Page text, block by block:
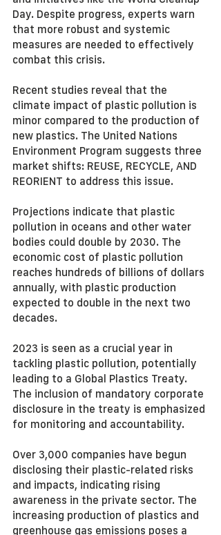
Day. Despite progress, experts warn
that more robust and systemic
measures are needed to effectively
combat this crisis.
Recent studies reveal that the
climate impact of plastic pollution is
minor compared to the production of
new plastics. The United Nations
Environment Program suggests three
market shifts: REUSE, RECYCLE, AND
REORIENT to address this issue.
Projections indicate that plastic
pollution in oceans and other water
bodies could double by 2030. The
economic cost of plastic pollution
reaches hundreds of billions of dollars
annually, with plastic production
expected to double in the next two
decades.
2023 is seen as a crucial year in
tackling plastic pollution, potentially
leading to a Global Plastics Treaty.
The inclusion of mandatory corporate
disclosure in the treaty is emphasized
for monitoring and accountability.
Over 3,000 companies have begun
disclosing their plastic-related risks
and impacts, indicating rising
awareness in the private sector. The
increasing production of plastics and
greenhouse gas emissions poses a